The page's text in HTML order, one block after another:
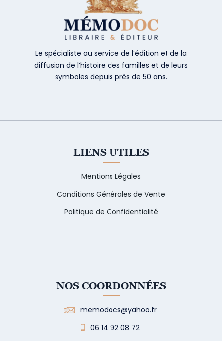
Le spécialiste au service de l’édition et de la
diffusion de l’histoire des familles et de leurs
symboles depuis près de 50 ans.
LIENS UTILES
Mentions Légales
Conditions Générales de Vente
Politique de Confidentialité
NOS COORDONNÉES
memodocs@yahoo.fr
06 14 92 08 72